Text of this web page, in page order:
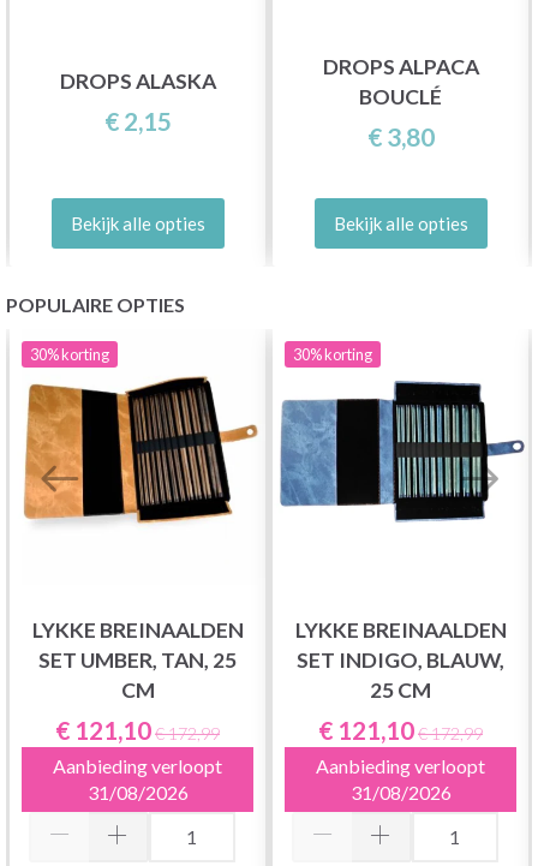
DROPS ALASKA
€ 2,15
Bekijk alle opties
DROPS ALPACA
BOUCLÉ
€ 3,80
Bekijk alle opties
POPULAIRE OPTIES
30%korting
LYKKE BREINAALDEN
SET UMBER, TAN, 25
CM
€ 121,10€ 172,99
Aanbieding verloopt
31/08/2026
30%korting
LYKKE BREINAALDEN
SET INDIGO, BLAUW,
25 CM
€ 121,10€ 172,99
Aanbieding verloopt
31/08/2026